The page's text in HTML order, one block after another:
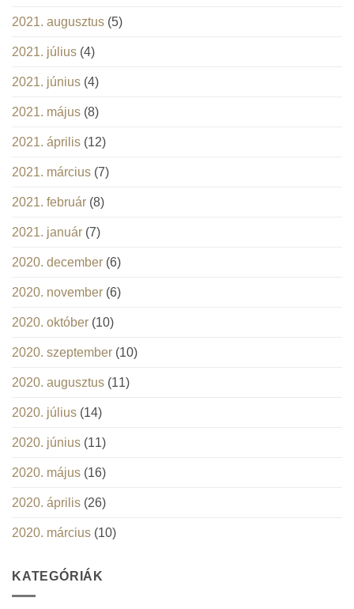
2021. augusztus (5)
2021. július (4)
2021. június (4)
2021. május (8)
2021. április (12)
2021. március (7)
2021. február (8)
2021. január (7)
2020. december (6)
2020. november (6)
2020. október (10)
2020. szeptember (10)
2020. augusztus (11)
2020. július (14)
2020. június (11)
2020. május (16)
2020. április (26)
2020. március (10)
KATEGÓRIÁK